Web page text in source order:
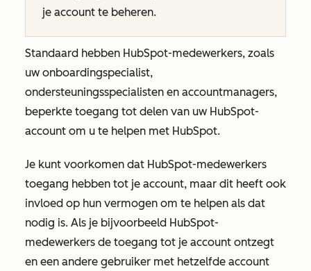
je account te beheren.
Standaard hebben HubSpot-medewerkers, zoals
uw onboardingspecialist,
ondersteuningsspecialisten en accountmanagers,
beperkte toegang tot delen van uw HubSpot-
account om u te helpen met HubSpot.
Je kunt voorkomen dat HubSpot-medewerkers
toegang hebben tot je account, maar dit heeft ook
invloed op hun vermogen om te helpen als dat
nodig is. Als je bijvoorbeeld HubSpot-
medewerkers de toegang tot je account ontzegt
en een andere gebruiker met hetzelfde account